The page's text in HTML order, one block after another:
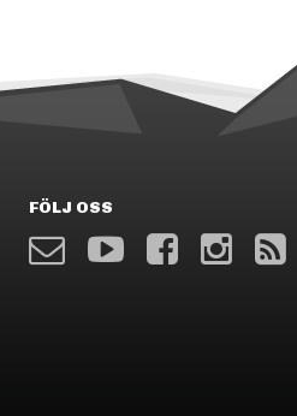
FÖLJ OSS